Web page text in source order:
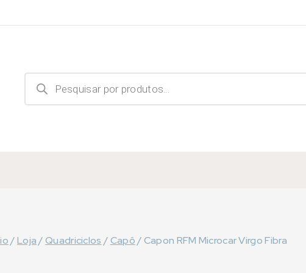
Products
search
/Loja /Quadriciclos /Capô/Capon RFM Microcar Virgo Fibra